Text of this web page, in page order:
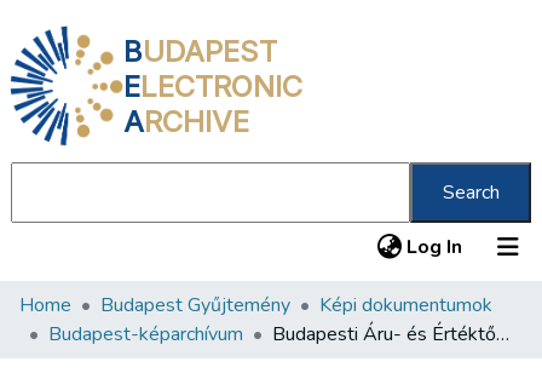
BUDAPEST
ELECTRONIC
ARCHIVE
Search
Log In (current)
Communities & Collections
Home Budapest Gyűjtemény
Képi dokumentumok
Budapest-képarchívum
Budapesti Áru- és Értéktőzsde: az árutőzsde terme